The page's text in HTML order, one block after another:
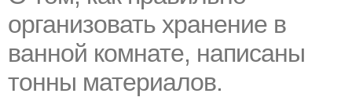
организовать хранение в
ванной комнате, написаны
тонны материалов.